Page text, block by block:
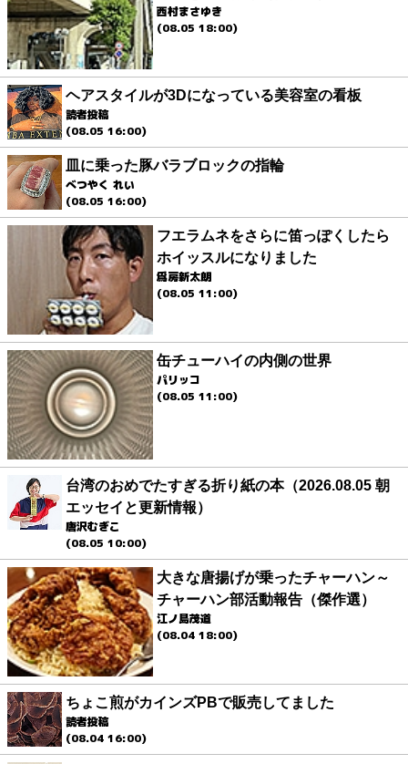
西村まさゆき
(08.05 18:00)
ヘアスタイルが3Dになっている美容室の看板
読者投稿
(08.05 16:00)
皿に乗った豚バラブロックの指輪
べつやく れい
(08.05 16:00)
フエラムネをさらに笛っぽくしたら
ホイッスルになりました
爲房新太朗
(08.05 11:00)
缶チューハイの内側の世界
パリッコ
(08.05 11:00)
台湾のおめでたすぎる折り紙の本（2026.08.05 朝
エッセイと更新情報）
唐沢むぎこ
(08.05 10:00)
大きな唐揚げが乗ったチャーハン～
チャーハン部活動報告（傑作選）
江ノ島茂道
(08.04 18:00)
ちょこ煎がカインズPBで販売してました
読者投稿
(08.04 16:00)